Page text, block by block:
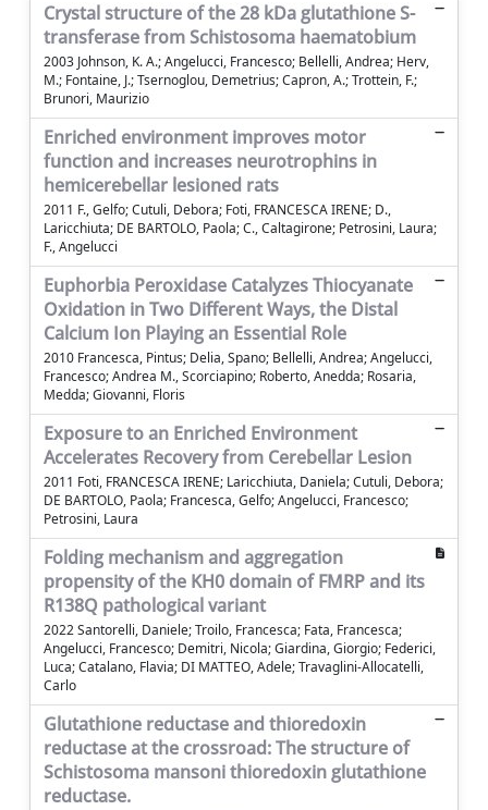
Crystal structure of the 28 kDa glutathione S-
transferase from Schistosoma haematobium
2003 Johnson, K. A.; Angelucci, Francesco; Bellelli, Andrea; Herv,
M.; Fontaine, J.; Tsernoglou, Demetrius; Capron, A.; Trottein, F.;
Brunori, Maurizio
Enriched environment improves motor
function and increases neurotrophins in
hemicerebellar lesioned rats
2011 F., Gelfo; Cutuli, Debora; Foti, FRANCESCA IRENE; D.,
Laricchiuta; DE BARTOLO, Paola; C., Caltagirone; Petrosini, Laura;
F., Angelucci
Euphorbia Peroxidase Catalyzes Thiocyanate
Oxidation in Two Different Ways, the Distal
Calcium Ion Playing an Essential Role
2010 Francesca, Pintus; Delia, Spano; Bellelli, Andrea; Angelucci,
Francesco; Andrea M., Scorciapino; Roberto, Anedda; Rosaria,
Medda; Giovanni, Floris
Exposure to an Enriched Environment
Accelerates Recovery from Cerebellar Lesion
2011 Foti, FRANCESCA IRENE; Laricchiuta, Daniela; Cutuli, Debora;
DE BARTOLO, Paola; Francesca, Gelfo; Angelucci, Francesco;
Petrosini, Laura
Folding mechanism and aggregation
propensity of the KH0 domain of FMRP and its
R138Q pathological variant
2022 Santorelli, Daniele; Troilo, Francesca; Fata, Francesca;
Angelucci, Francesco; Demitri, Nicola; Giardina, Giorgio; Federici,
Luca; Catalano, Flavia; DI MATTEO, Adele; Travaglini-Allocatelli,
Carlo
Glutathione reductase and thioredoxin
reductase at the crossroad: The structure of
Schistosoma mansoni thioredoxin glutathione
reductase.